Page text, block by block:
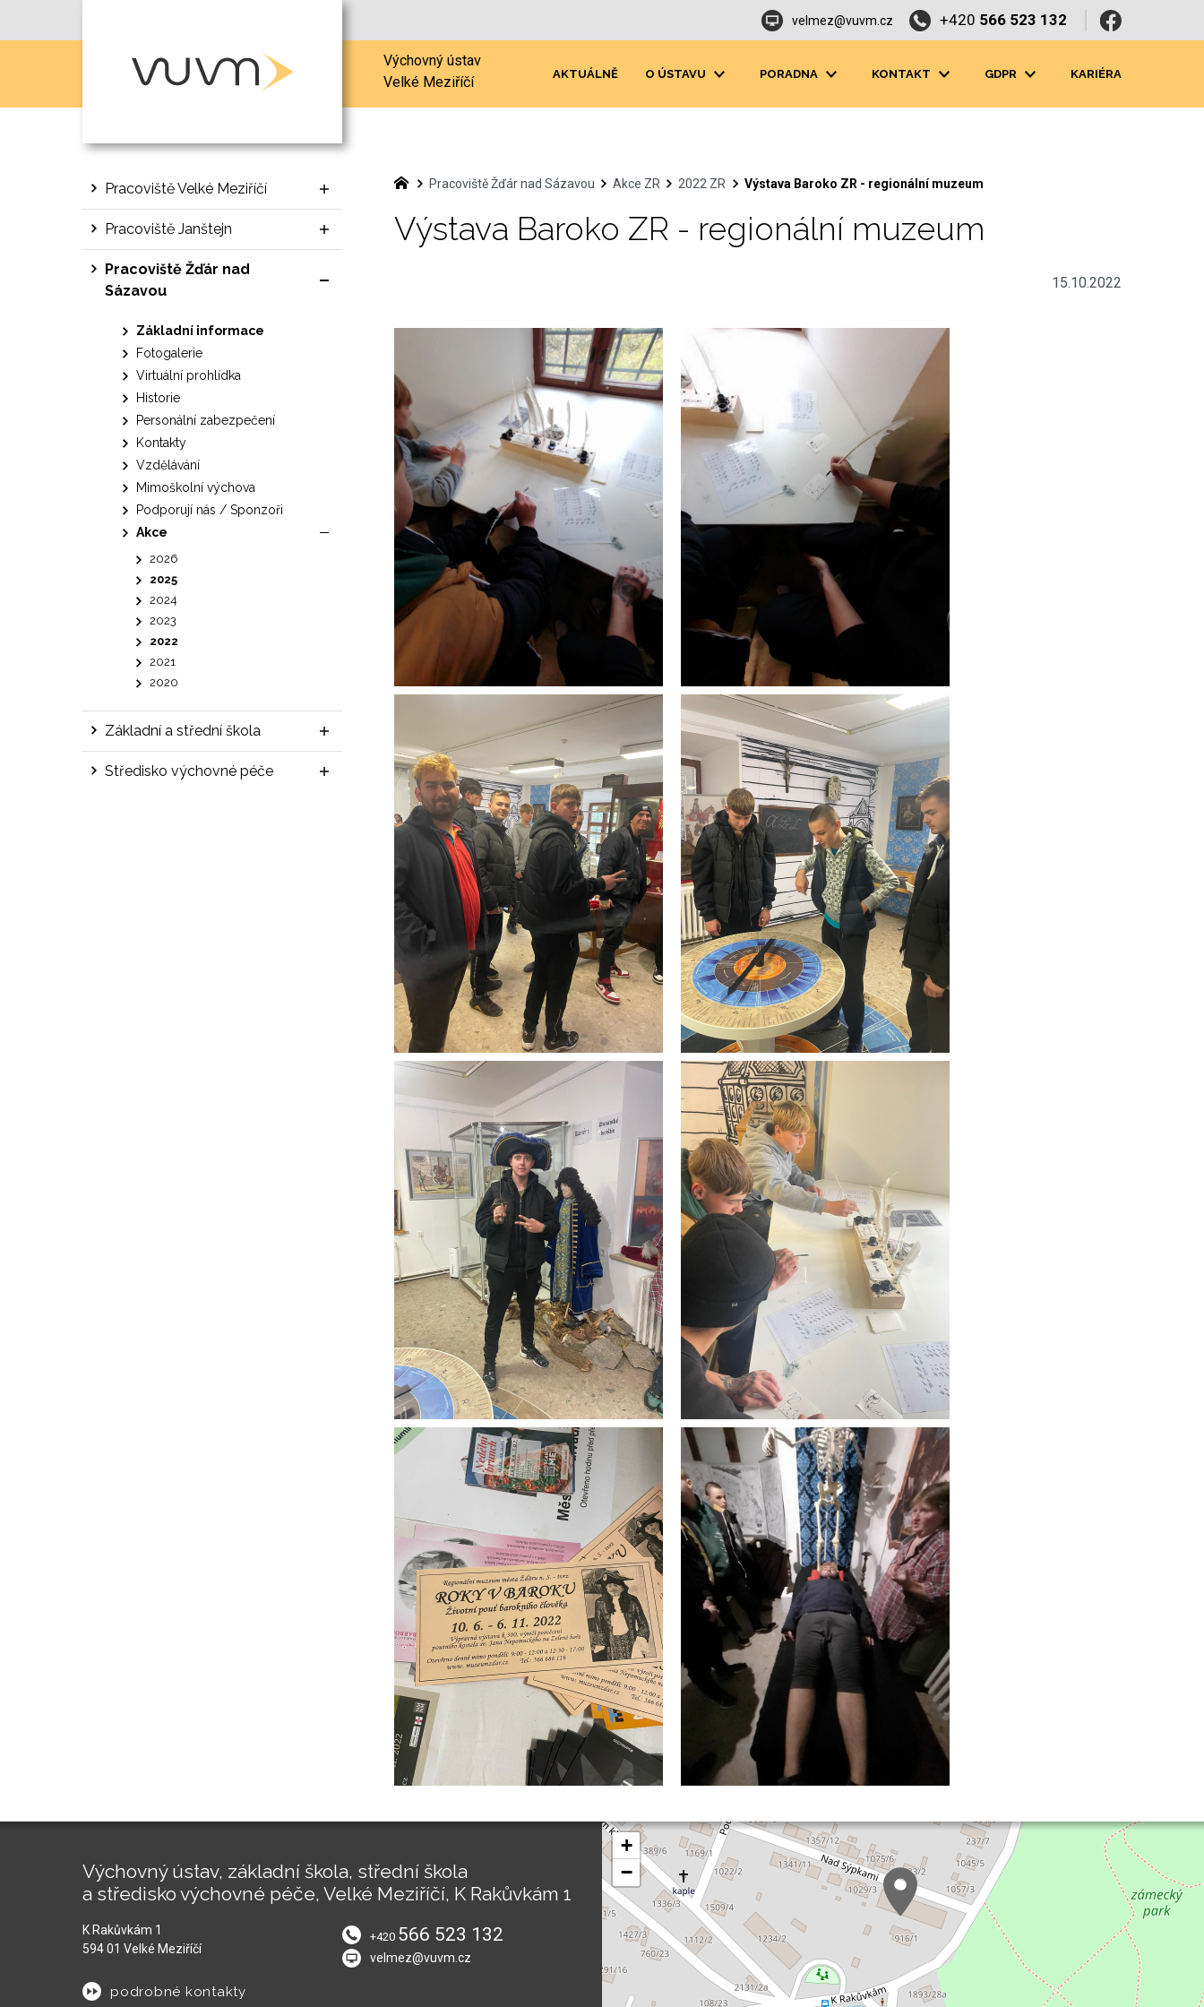
Výchovný ústav
Velké Meziříčí
velmez@vuvm.cz +420 566 523 132
AKTUÁLNĚ O ÚSTAVU PORADNA KONTAKT GDPR KARIÉRA
Pracoviště Velké Meziříčí
Pracoviště Janštejn
Pracoviště Žďár nad
Sázavou
Základní informace
Fotogalerie
Virtuální prohlídka
Historie
Personální zabezpečení
Kontakty
Vzdělávání
Mimoškolní výchova
Podporují nás / Sponzoři
Akce
2026
2025
2024
2023
2022
2021
2020
Základní a střední škola
Středisko výchovné péče
Pracoviště Žďár nad Sázavou Akce ZR 2022 ZR Výstava Baroko ZR - regionální muzeum
Výstava Baroko ZR - regionální muzeum
15.10.2022
Výchovný ústav, základní škola, střední škola
a středisko výchovné péče, Velké Meziříčí, K Rakůvkám 1
K Rakůvkám 1
594 01 Velké Meziříčí
+420 566 523 132
velmez@vuvm.cz
podrobné kontakty
+
−